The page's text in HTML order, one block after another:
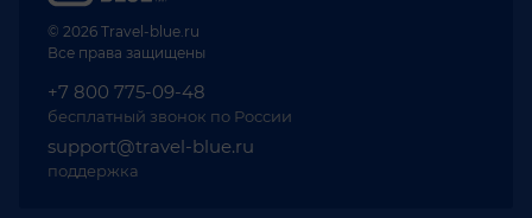
в интервале
с 18:00
до 22:00).
При
оформлении
заказа
© 2026 Travel-blue.ru
Все права защищены
+7 800 775-09-48
бесплатный звонок по России
support@travel-blue.ru
поддержка